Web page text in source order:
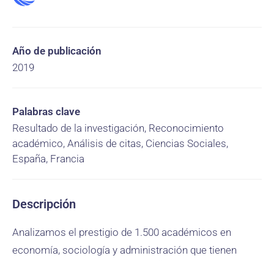
Año de publicación
2019
Palabras clave
Resultado de la investigación, Reconocimiento
académico, Análisis de citas, Ciencias Sociales,
España, Francia
Descripción
Analizamos el prestigio de 1.500 académicos en
economía, sociología y administración que tienen